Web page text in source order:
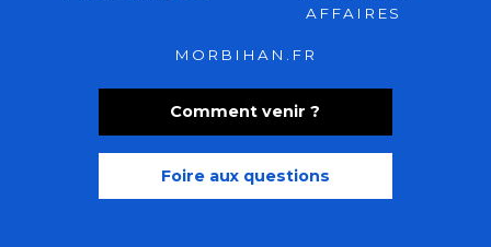
Comment venir ?
Foire aux questions
AFFAIRES
MORBIHAN.FR